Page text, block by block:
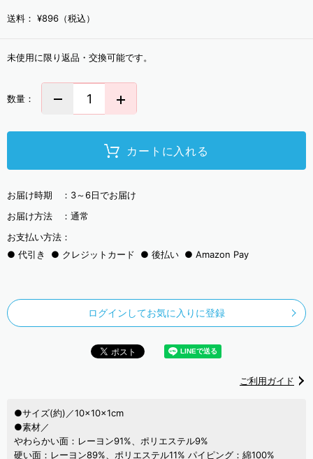
送料： ¥896（税込）
未使用に限り返品・交換可能です。
数量：
カートに入れる
お届け時期 ： 3～6日でお届け
お届け方法 ： 通常
お支払い方法：
代引き
クレジットカード 後払い Amazon Pay
ログインしてお気に入りに登録
ご利用ガイド
●サイズ(約)／10×10×1cm
●素材／
やわらかい面：レーヨン91%、ポリエステル9%
硬い面：レーヨン89%、ポリエステル11% パイピング：綿100%